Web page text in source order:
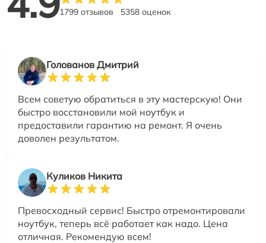
1799 отзывов 5358 оценок
Голованов Дмитрий
Всем советую обратиться в эту мастерскую! Они
быстро восстановили мой ноутбук и
предоставили гарантию на ремонт. Я очень
доволен результатом.
Куликов Никита
Превосходный сервис! Быстро отремонтировали
ноутбук, теперь всё работает как надо. Цена
отличная. Рекомендую всем!